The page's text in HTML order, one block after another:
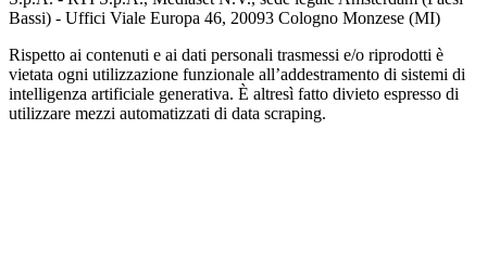
Bassi) - Uffici Viale Europa 46, 20093 Cologno Monzese (MI)
Rispetto ai contenuti e ai dati personali trasmessi e/o riprodotti è
vietata ogni utilizzazione funzionale all’addestramento di sistemi di
intelligenza artificiale generativa. È altresì fatto divieto espresso di
utilizzare mezzi automatizzati di data scraping.